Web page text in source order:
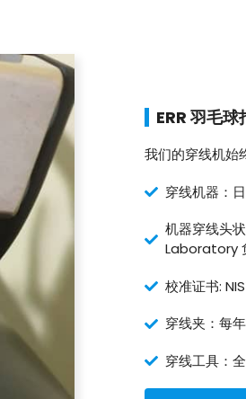
ERR 羽毛
我们的穿线机始
穿线机器：
机器穿线头
Laboratory
校准证书:
穿线夹：每
穿线工具：